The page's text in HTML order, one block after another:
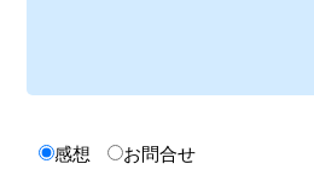
感想 お問合せ